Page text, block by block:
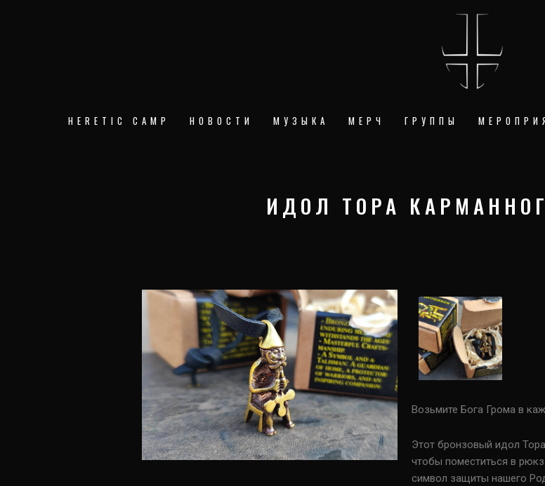
HERETIC CAMP НОВОСТИ МУЗЫКА МЕРЧ ГРУППЫ
ИДОЛ ТОРА
Возьмите Бога Грома в
Этот бронзовый идол
чтобы поместиться в
символ защиты нашего